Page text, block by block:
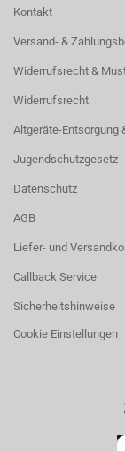
Kontakt
Versand- &
Widerrufsrecht &
Widerrufsrecht
Altgeräte-Entsorgung
Jugendschutzgesetz
Datenschutz
AGB
Liefer- und
Callback Service
Sicherheitshinweise
Cookie Einstellungen